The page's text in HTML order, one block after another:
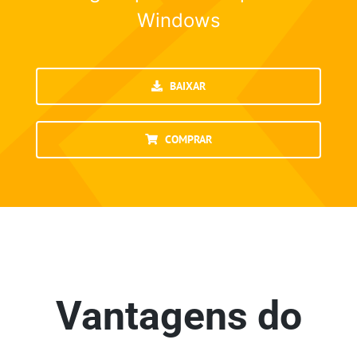
Windows
BAIXAR
COMPRAR
Vantagens do